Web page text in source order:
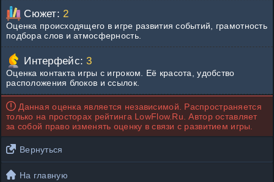
Сюжет:2
Оценка происходящего в игре развития событий, грамотность
подбора слов и атмосферность.
Интерфейс:3
Оценка контакта игры с игроком. Её красота, удобство
расположения блоков и ссылок.
Данная оценка является независимой. Распространяется
только на просторах рейтинга LowFlow.Ru. Автор оставляет
за собой право изменять оценку в связи с развитием игры.
Вернуться
На главную